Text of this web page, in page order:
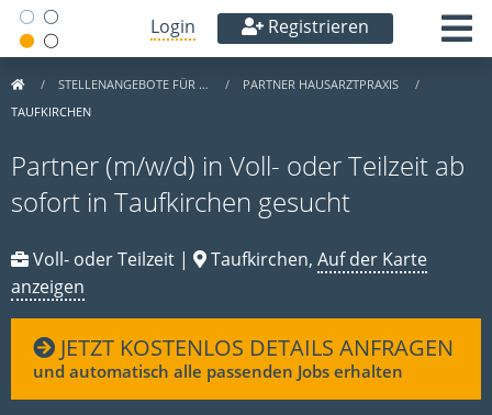
Login Registrieren
STELLENANGEBOTE FÜR …
PARTNER HAUSARZTPRAXIS
TAUFKIRCHEN
Partner (m/w/d) in Voll- oder Teilzeit ab
sofort in Taufkirchen gesucht
Voll- oder Teilzeit | Taufkirchen, Auf der Karte
anzeigen
JETZT KOSTENLOS DETAILS ANFRAGEN
und automatisch alle passenden Jobs erhalten